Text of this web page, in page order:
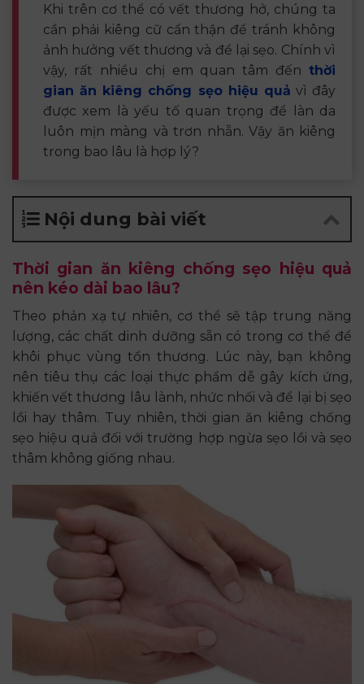
Khi trên cơ thể có vết thương hở, chúng ta
cần phải kiêng cữ cẩn thận để tránh không
ảnh hưởng vết thương và để lại sẹo. Chính vì
vậy, rất nhiều chị em quan tâm đến thời
gian ăn kiêng chống sẹo hiệu quả vì đây
được xem là yếu tố quan trọng để làn da
luôn mịn màng và trơn nhẵn. Vậy ăn kiêng
trong bao lâu là hợp lý?
Nội dung bài viết
Thời gian ăn kiêng chống sẹo hiệu quả
nên kéo dài bao lâu?
Theo phản xạ tự nhiên, cơ thể sẽ tập trung năng
lượng, các chất dinh dưỡng sẵn có trong cơ thể để
khôi phục vùng tổn thương. Lúc này, bạn không
nên tiêu thụ các loại thực phẩm dễ gây kích ứng,
khiến vết thương lâu lành, nhức nhối và để lại bị sẹo
lồi hay thâm. Tuy nhiên, thời gian ăn kiêng chống
sẹo hiệu quả đối với trường hợp ngừa sẹo lồi và sẹo
thâm không giống nhau.